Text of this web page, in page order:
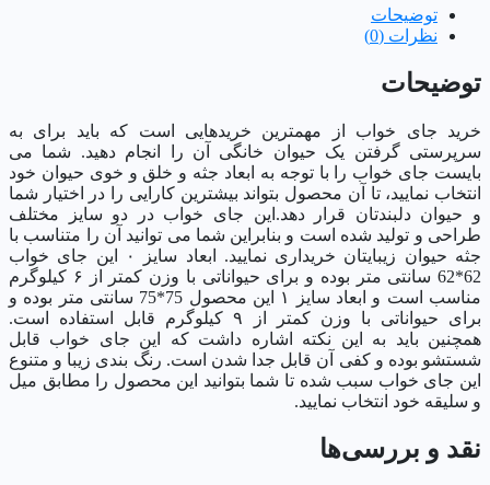
توضیحات
نظرات (0)
توضیحات
خرید جای خواب از مهمترین خریدهایی است که باید برای به
سرپرستی گرفتن یک حیوان خانگی آن را انجام دهید. شما می
بایست جای خواب را با توجه به ابعاد جثه و خلق و خوی حیوان خود
انتخاب نمایید، تا آن محصول بتواند بیشترین کارایی را در اختیار شما
و حیوان دلبندتان قرار دهد.این جای خواب در دو سایز مختلف
طراحی و تولید شده است و بنابراین شما می توانید آن را متناسب با
جثه حیوان زیبایتان خریداری نمایید. ابعاد سایز ۰ این جای خواب
62*62 سانتی متر بوده و برای حیواناتی با وزن کمتر از ۶ کیلوگرم
مناسب است و ابعاد سایز ۱ این محصول 75*75 سانتی متر بوده و
برای حیواناتی با وزن کمتر از ۹ کیلوگرم قابل استفاده است.
همچنین باید به این نکته اشاره داشت که این جای خواب قابل
شستشو بوده و کفی آن قابل جدا شدن است. رنگ بندی زیبا و متنوع
این جای خواب سبب شده تا شما بتوانید این محصول را مطابق میل
و سلیقه خود انتخاب نمایید.
نقد و بررسی‌ها